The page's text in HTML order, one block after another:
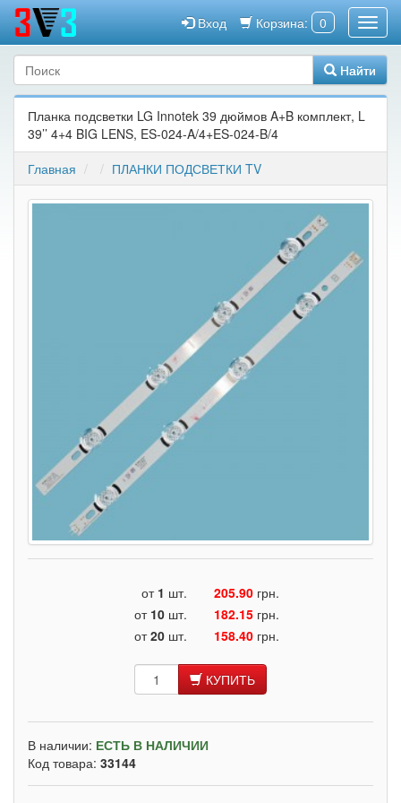
Корзина: 0
Вход
Найти
Планка подсветки LG Innotek 39 дюймов A+B комплект, L
39’’ 4+4 BIG LENS, ES-024-A/4+ES-024-B/4
Главная
ПЛАНКИ ПОДСВЕТКИ TV
от 1 шт. 205.90 грн.
от 10 шт. 182.15 грн.
от20 шт. 158.40 грн.
КУПИТЬ
В наличии: ЕСТЬ В НАЛИЧИИ
Код товара: 33144